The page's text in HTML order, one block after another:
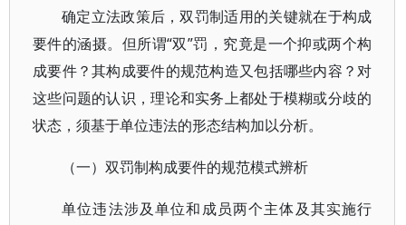
确定立法政策后，双罚制适用的关键就在于构成
要件的涵摄。但所谓“双”罚，究竟是一个抑或两个构
成要件？其构成要件的规范构造又包括哪些内容？对
这些问题的认识，理论和实务上都处于模糊或分歧的
状态，须基于单位违法的形态结构加以分析。
（一）双罚制构成要件的规范模式辨析
单位违法涉及单位和成员两个主体及其实施行